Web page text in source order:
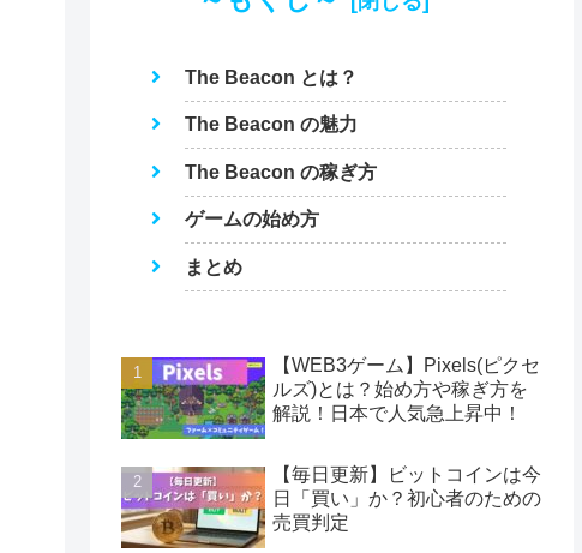
The Beacon とは？
The Beacon の魅力
The Beacon の稼ぎ方
ゲームの始め方
まとめ
【WEB3ゲーム】Pixels(ピクセ
ルズ)とは？始め方や稼ぎ方を
解説！日本で人気急上昇中！
【毎日更新】ビットコインは今
日「買い」か？初心者のための
売買判定